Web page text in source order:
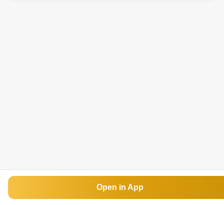
Open in App